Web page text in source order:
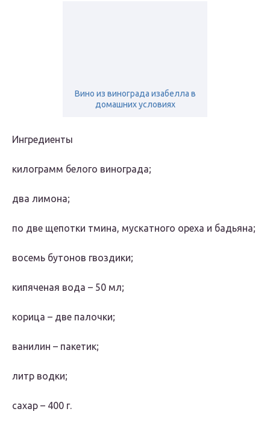
Вино из винограда изабелла в
домашних условиях
Ингредиенты
килограмм белого винограда;
два лимона;
по две щепотки тмина, мускатного ореха и бадьяна;
восемь бутонов гвоздики;
кипяченая вода – 50 мл;
корица – две палочки;
ванилин – пакетик;
литр водки;
сахар – 400 г.